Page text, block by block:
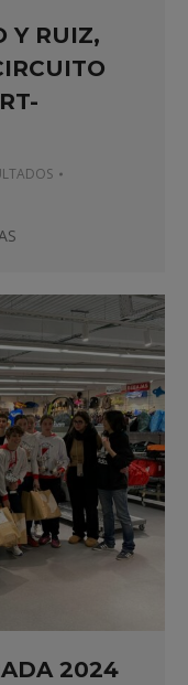
Y RUIZ,
2024